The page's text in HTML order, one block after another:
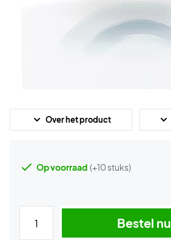
Over het product
Op voorraad (+10 stuks)
Bestel nu